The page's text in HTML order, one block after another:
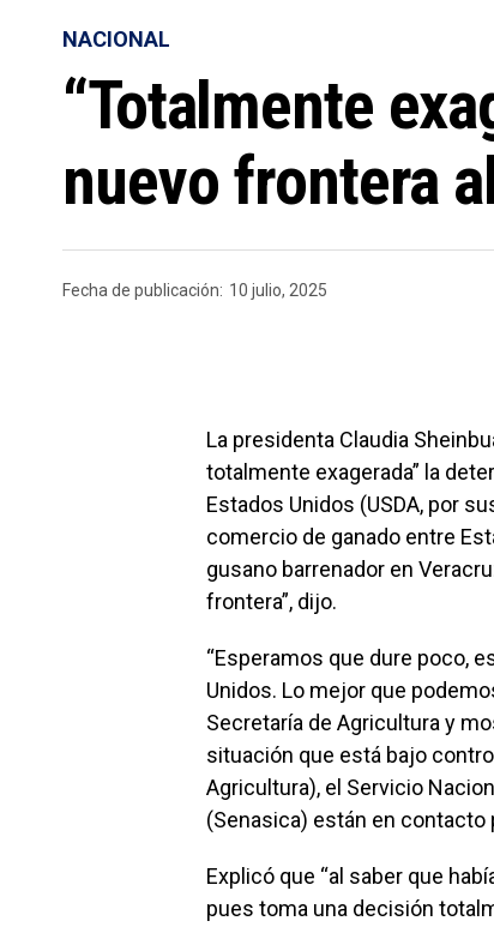
NACIONAL
“Totalmente
nuevo frontera
Fecha de publicación: 10 julio, 2025
La presidenta Claudia
totalmente exagerada” la
Estados Unidos (USDA, por
comercio de ganado entre
gusano barrenador en
frontera”, dijo.
“Esperamos que dure poco,
Unidos. Lo mejor que
Secretaría de Agricultura y
situación que está bajo
Agricultura), el Servicio
(Senasica) están en contacto
Explicó que “al saber que
pues toma una decisión